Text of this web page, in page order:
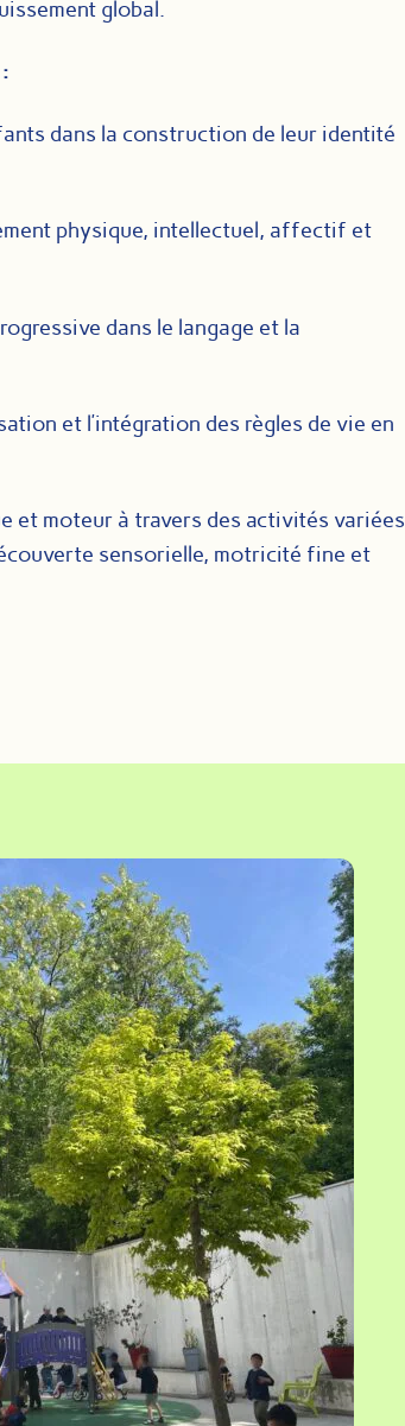
global.
dans la construction de leur identité
physique, intellectuel, affectif et
dans le langage et la
et l’intégration des règles de vie en
et moteur à travers des activités variées
sensorielle, motricité fine et